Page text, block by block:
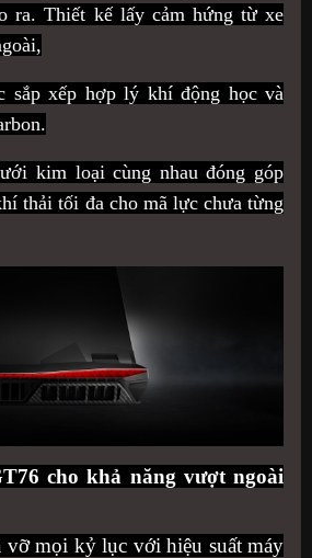
ra. Thiết kế lấy cảm hứng từ xe
sắp xếp hợp lý khí động học và
kim loại cùng nhau đóng góp
thải tối đa cho mã lực chưa từng
cho khả năng vượt ngoài
mọi kỷ lục với hiệu suất máy